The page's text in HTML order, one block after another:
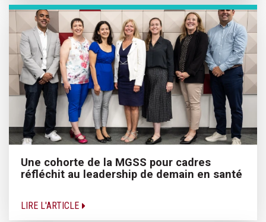
Une cohorte de la MGSS pour cadres
réfléchit au leadership de demain en santé
LIRE L'ARTICLE